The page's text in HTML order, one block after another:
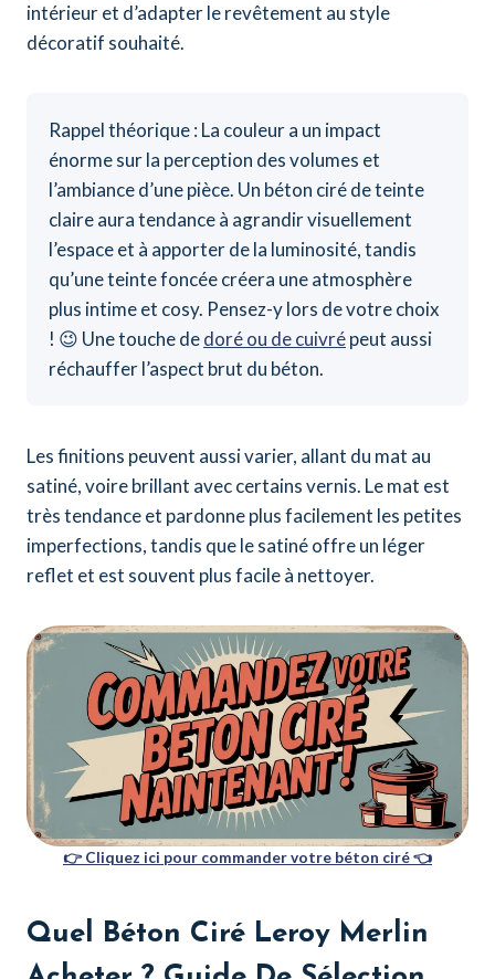
intérieur et d’adapter le revêtement au style
décoratif souhaité.
Rappel théorique : La couleur a un impact
énorme sur la perception des volumes et
l’ambiance d’une pièce. Un béton ciré de teinte
claire aura tendance à agrandir visuellement
l’espace et à apporter de la luminosité, tandis
qu’une teinte foncée créera une atmosphère
plus intime et cosy. Pensez-y lors de votre choix
! 😉 Une touche dedoré ou de cuivrépeut aussi
réchauffer l’aspect brut du béton.
Les finitions peuvent aussi varier, allant du mat au
satiné, voire brillant avec certains vernis. Le mat est
très tendance et pardonne plus facilement les petites
imperfections, tandis que le satiné offre un léger
reflet et est souvent plus facile à nettoyer.
👉 Cliquez ici pour commander votre béton ciré 👈
Quel Béton Ciré Leroy Merlin